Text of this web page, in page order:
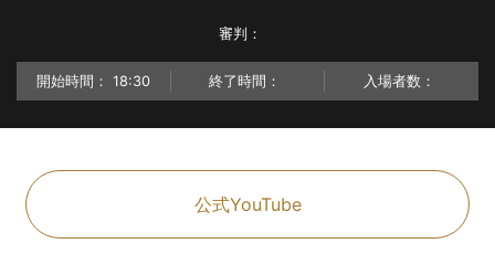
審判：
開始時間： 18:30 終了時間： 入場者数：
公式YouTube